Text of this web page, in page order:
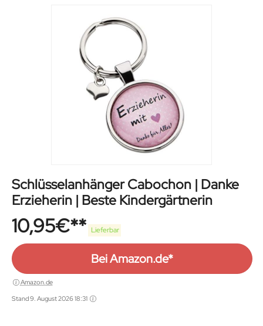
Schlüsselanhänger Cabochon | Danke
Erzieherin | Beste Kindergärtnerin
10,95€ Lieferbar
Bei Amazon.de*
Amazon.de
Stand 9. August 2026 18:31